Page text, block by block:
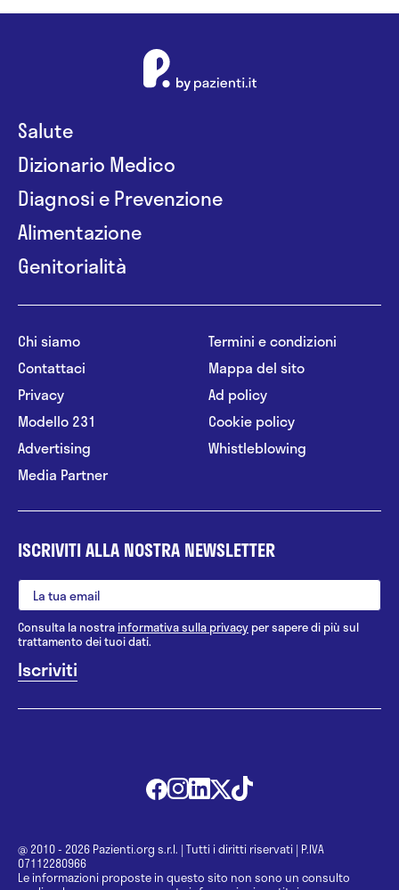
Salute
Dizionario Medico
Diagnosi e Prevenzione
Alimentazione
Genitorialità
Chi siamo
Contattaci
Privacy
Modello 231
Advertising
Media Partner
Termini e condizioni
Mappa del sito
Ad policy
Cookie policy
Whistleblowing
ISCRIVITI ALLA NOSTRA NEWSLETTER
Consulta la nostrainformativa sulla privacy per sapere di più sul
trattamento dei tuoi dati.
@ 2010 - 2026 Pazienti.org s.r.l. | Tutti i diritti riservati | P.IVA
07112280966
Le informazioni proposte in questo sito non sono un consulto